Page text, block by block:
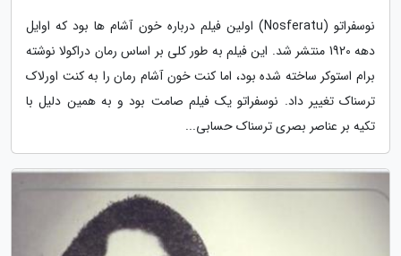
نوسفراتو (Nosferatu) اولین فیلم درباره خون آشام ها بود که اوایل
دهه 1920 منتشر شد. این فیلم به طور کلی بر اساس رمان دراکولا نوشته
برام استوکر ساخته شده بود، اما کنت خون آشام رمان را به کنت اورلاک
ترسناک تغییر داد. نوسفراتو یک فیلم صامت بود و به همین دلیل با
تکیه بر عناصر بصری ترسناک حسابی...